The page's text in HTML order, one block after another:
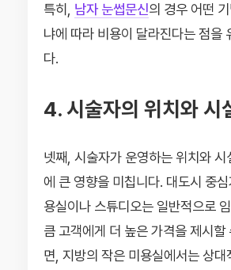
특히, 남자 눈썹문신의 경우 어떤
냐에 따라 비용이 달라진다는 점을
다.
4. 시술자의 위치와 시
넷째, 시술자가 운영하는 위치와 시
에 큰 영향을 미칩니다. 대도시 중심
용실이나 스튜디오는 일반적으로
큼 고객에게 더 높은 가격을 제시할
면, 지방의 작은 미용실에서는 상대